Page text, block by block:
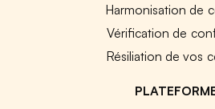
Harmonisation de
Vérification de
Résiliation de vos